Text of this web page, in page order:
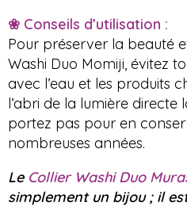
❀ Conseils d’utilisation :
Pour préserver la beauté
Washi Duo Momiji, évitez
avec l’eau et les produits
l’abri de la lumière directe
portez pas pour en
nombreuses années.
LeCollier Washi Duo
simplement un bijou ; il